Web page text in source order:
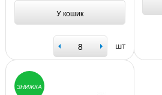
У кошик
шт
ЗНИЖКА